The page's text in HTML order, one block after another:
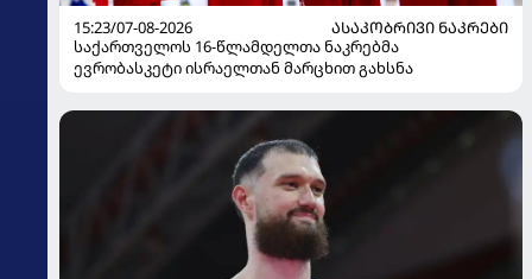
15:23/07-08-2026
ᲐᲡᲐᲙᲝᲑᲠᲘᲕᲘ ᲜᲐᲙᲠᲔᲑᲘ
საქართველოს 16-წლამდელთა ნაკრებმა
ევრობასკეტი ისრაელთან მარცხით გახსნა